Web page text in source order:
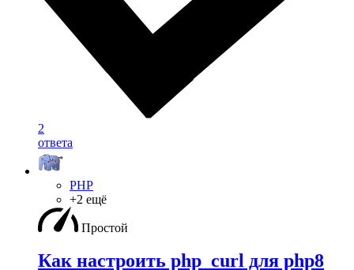
2
ответа
PHP
+2 ещё
Простой
Как настроить php_curl для php8